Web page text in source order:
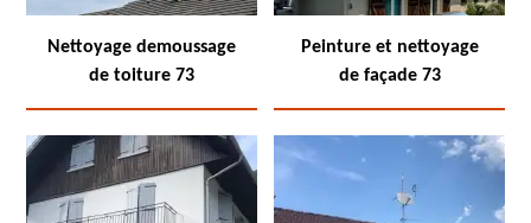
Nettoyage demoussage
de toiture 73
Peinture et nettoyage
de façade 73